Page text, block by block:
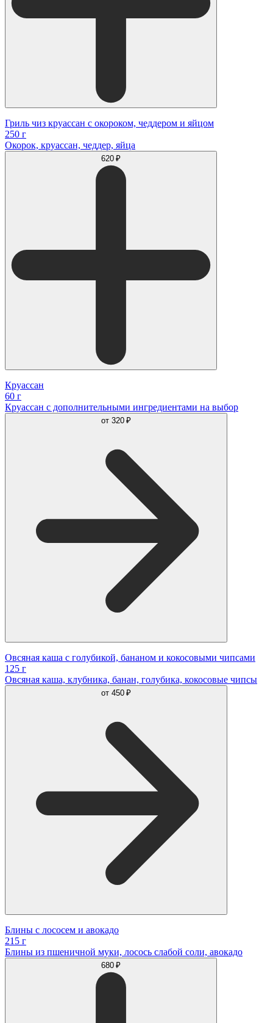
Гриль чиз круассан с окороком, чеддером и яйцом
250 г
Окорок, круассан, чеддер, яйца
620 ₽
Круассан
60 г
Круассан с дополнительными ингредиентами на выбор
от 320 ₽
Овсяная каша с голубикой, бананом и кокосовыми чипсами
125 г
Овсяная каша, клубника, банан, голубика, кокосовые чипсы
от 450 ₽
Блины с лососем и авокадо
215 г
Блины из пшеничной муки, лосось слабой соли, авокадо
680 ₽